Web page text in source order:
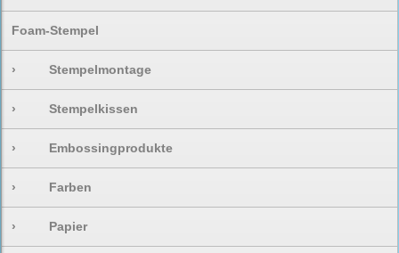
Foam-Stempel
› Stempelmontage
› Stempelkissen
› Embossingprodukte
› Farben
› Papier